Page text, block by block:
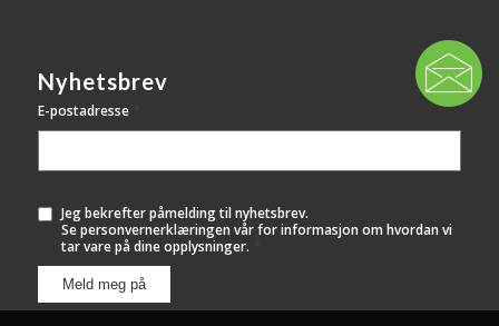
Nyhetsbrev
E-postadresse
Jeg bekrefter påmelding til nyhetsbrev.
Sepersonvernerklæringen vår for informasjon om hvordan vi
tar vare på dine opplysninger.